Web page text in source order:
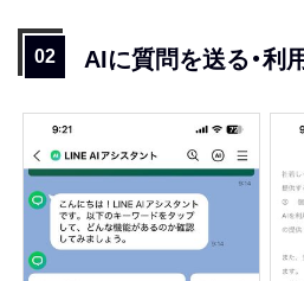
AIに質問を送る・利